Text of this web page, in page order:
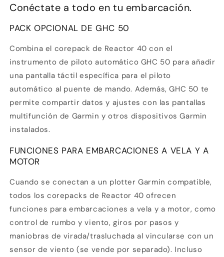
Conéctate a todo en tu embarcación.
PACK OPCIONAL DE GHC 50
Combina el corepack de Reactor 40 con el
instrumento de piloto automático GHC 50 para añadir
una pantalla táctil específica para el piloto
automático al puente de mando. Además, GHC 50 te
permite compartir datos y ajustes con las pantallas
multifunción de Garmin y otros dispositivos Garmin
instalados.
FUNCIONES PARA EMBARCACIONES A VELA Y A
MOTOR
Cuando se conectan a un plotter Garmin compatible,
todos los corepacks de Reactor 40 ofrecen
funciones para embarcaciones a vela y a motor, como
control de rumbo y viento, giros por pasos y
maniobras de virada/trasluchada al vincularse con un
sensor de viento (se vende por separado). Incluso